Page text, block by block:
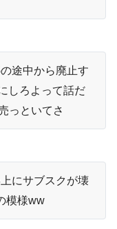
途中から廃止す
しろよって話だ
っといてさ
にサブスクが壊
模様ww